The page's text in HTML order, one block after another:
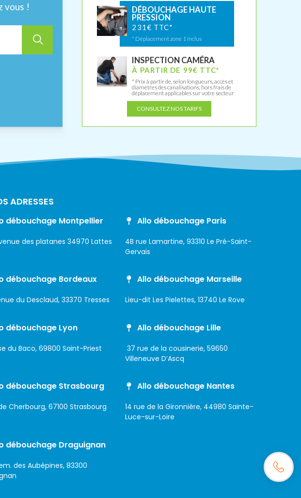
vous !
DÉBOUCHAGE HAUTE
PRESSION
231€ TTC*
* Déplacement zone 1 inclus
INSPECTION CAMÉRA
À PARTIR DE 99€ TTC*
* Prix à partir de, selon longueurs, accès et
diamètres des canalisations, hors frais de
déplacement applicables sur votre secteur
CONSULTEZ NOS TARIFS
ADRESSES
débouchage Montpellier
des platanes 34970 Lattes
Allo débouchage Paris
4B rue Lamartine, 93310 Le Pré-Saint-
Gervais
débouchage Bordeaux
du Desclaud, 33370 Tresses
Allo débouchage Marseille
Lieu-dit Les Pielettes, 13740 Le Rove
débouchage Lyon
du Baco, 69800 Saint-Priest
Allo débouchage Lille
37 rue de la cousinerie, 59650
Villeneuve D’Ascq
débouchage Strasbourg
Cherbourg, 67100 Strasbourg
Allo débouchage Nantes
14 rue de la Gironnière, 44980 Sainte-
Luce-sur-Loire
débouchage Draguignan
des Aubépines, 83300